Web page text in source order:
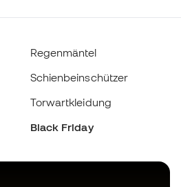
Regenmäntel
Schienbeinschützer
Torwartkleidung
Black Friday